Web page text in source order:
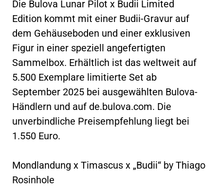
Die Bulova Lunar Pilot x Budii Limited
Edition kommt mit einer Budii-Gravur auf
dem Gehäuseboden und einer exklusiven
Figur in einer speziell angefertigten
Sammelbox. Erhältlich ist das weltweit auf
5.500 Exemplare limitierte Set ab
September 2025 bei ausgewählten Bulova-
Händlern und auf de.bulova.com. Die
unverbindliche Preisempfehlung liegt bei
1.550 Euro.
Mondlandung x Timascus x „Budii“ by Thiago
Rosinhole